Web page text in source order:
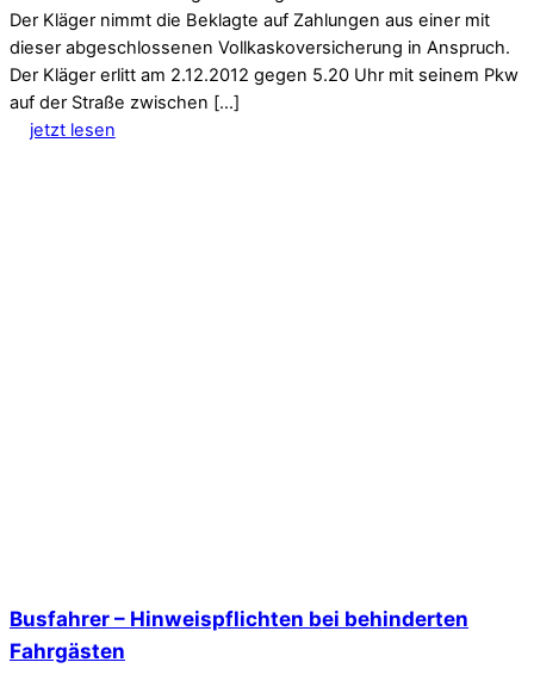
Der Kläger nimmt die Beklagte auf Zahlungen aus einer mit
dieser abgeschlossenen Vollkaskoversicherung in Anspruch.
Der Kläger erlitt am 2.12.2012 gegen 5.20 Uhr mit seinem Pkw
auf der Straße zwischen […]
jetzt lesen
Busfahrer – Hinweispflichten bei behinderten
Fahrgästen